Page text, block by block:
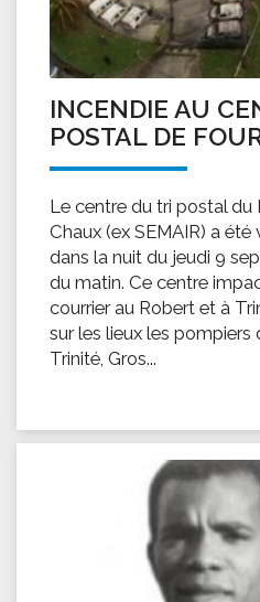
INCENDIE AU
POSTAL DE
Le centre du tri postal du
Chaux (ex SEMAIR) a
dans la nuit du jeudi 9
du matin. Ce centre
courrier au Robert et à
sur les lieux les pompiers
Trinité, Gros...